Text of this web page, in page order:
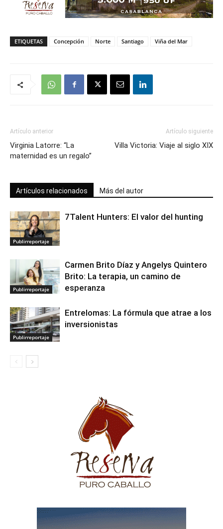
ETIQUETAS Concepción Norte Santiago Viña del Mar
Artículo anterior
Virginia Latorre: “La
maternidad es un regalo”
Artículo siguiente
Villa Victoria: Viaje al siglo XIX
Artículos relacionados Más del autor
Publirreportaje
7Talent Hunters: El valor del hunting
Publirreportaje
Carmen Brito Díaz y Angelys Quintero
Brito: La terapia, un camino de
esperanza
Publirreportaje
Entrelomas: La fórmula que atrae a los
inversionistas